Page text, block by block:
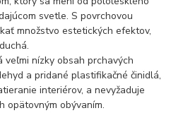
svetle. S povrchovou
množstvo estetických efektov,
veľmi nízky obsah prchavých
a pridané plastifikačné činidlá,
interiérov, a nevyžaduje
opätovným obývaním.